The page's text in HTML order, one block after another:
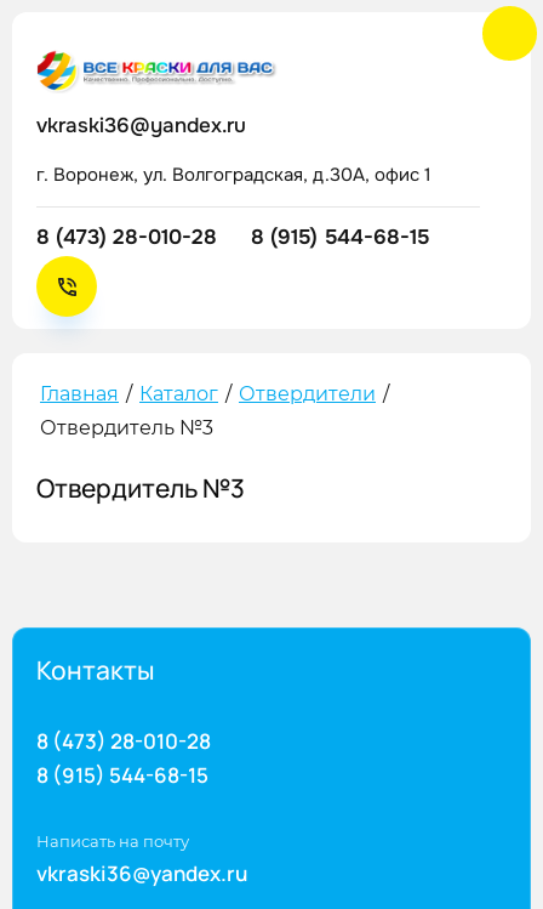
vkraski36@yandex.ru
г. Воронеж, ул. Волгоградская, д.30А, офис 1
8 (473) 28-010-28 8 (915) 544-68-15
Главная / Каталог / Отвердители /
Отвердитель №3
Отвердитель №3
Контакты
8 (473) 28-010-28
8 (915) 544-68-15
Написать на почту
vkraski36@yandex.ru